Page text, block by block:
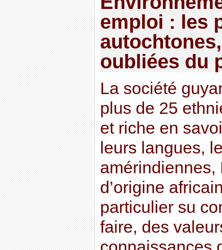
emploi : les
oubliées du
La société
plus de 25
et riche en
leurs langues,
amérindiennes,
d’origine
particulier su
faire, des